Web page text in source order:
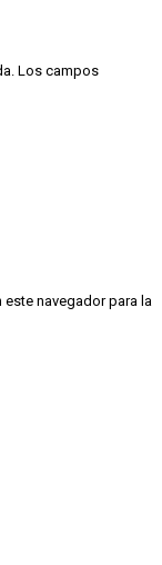
Los campos
navegador para la